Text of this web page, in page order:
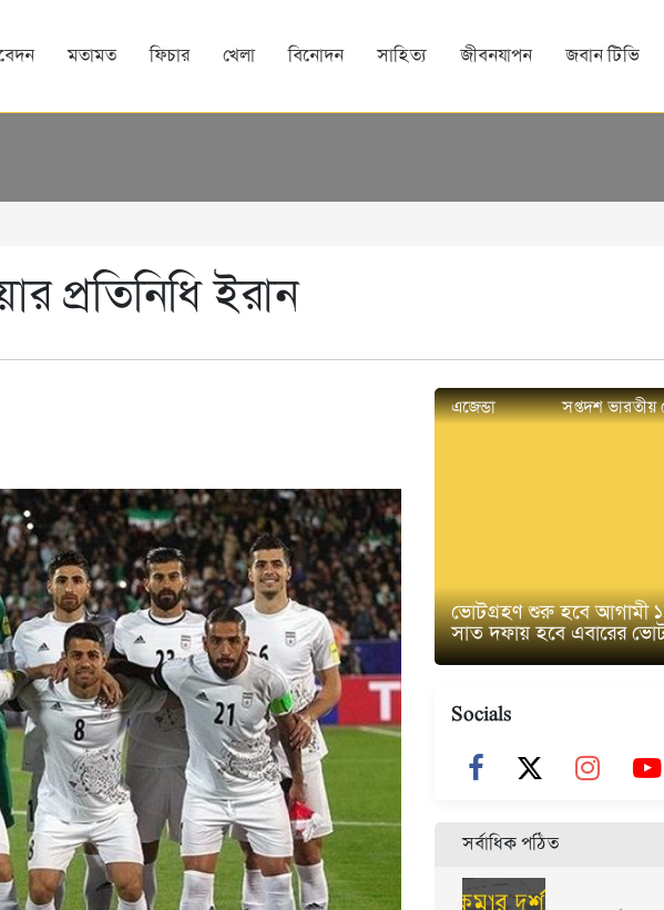
মতামত ফিচার খেলা বিনোদন সাহিত্য জীবনযাপন জবান টিভি
প্রতিনিধি ইরান
এজেন্ডা সপ্তদশ ভারতীয়
ভোটগ্রহণ শুরু হবে আগামী
সাত দফায় হবে এবারের
Socials
সর্বাধিক পঠিত